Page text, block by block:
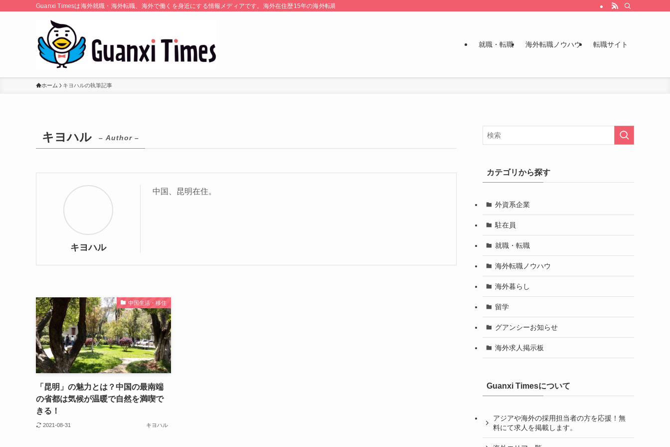
Guanxi Timesは海外就職・海外転職、海外で働くを身近にする情報メディアです。海外在住歴15年の海外転職のプロが監修・運営しています。
就職・転職 海外転職ノウハウ 転職サイト
ホーム キヨハルの執筆記事
キヨハル – Author –
キヨハル
中国、昆明在住。
中国生活・移住
「昆明」の魅力とは？中国の最南端
の省都は気候が温暖で自然を満喫で
きる！
2021-08-31 キヨハル
カテゴリから探す
外資系企業
駐在員
就職・転職
海外転職ノウハウ
海外暮らし
留学
グアンシーお知らせ
海外求人掲示板
Guanxi Timesについて
アジアや海外の採用担当者の方を応援！無
料にて求人を掲載します。